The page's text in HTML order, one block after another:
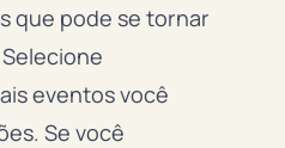
que pode se tornar
eventos você
Se você